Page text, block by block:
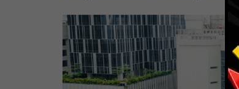
Mayapada Hospital Kuningan
Lihat Detail Proyek